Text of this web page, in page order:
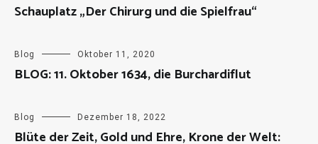
Schauplatz „Der Chirurg und die Spielfrau“
Blog Oktober 11, 2020
BLOG: 11. Oktober 1634, die Burchardiflut
Blog Dezember 18, 2022
Blüte der Zeit, Gold und Ehre, Krone der Welt: